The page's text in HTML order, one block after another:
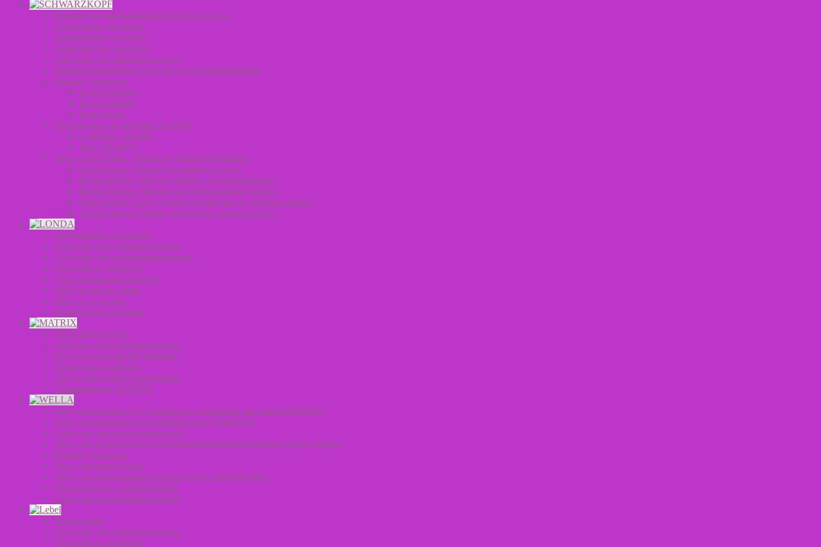
Краска для окрашивания бровей и ресниц
Оксиданты для волос
Химические средства
Осветлители для волос
Средства для стайлинга волос
Профессиональные средства после окрашивания
Краски для волос
Igora Absolutes
Igora Highlifts
Igora Royal
Продукция для мужчин 3D MEN
Стайлинг 3D Men
Уход 3D MEN
Уход за волосами – Bonacure Clean Performance
Color Freeze (Линия для защиты цвета)
Moisture Kick Glycerol (Линия для увлажнения)
Repair Rescue (Линия для поврежденных волос)
Time Restore Q10+ (Линия для зрелых и длинных волос)
Volume Boost (Линия для объема тонких волос)
Осветлители для волос
Средства для стайлинга волос
Средства для окрашивания волос
Оксиданты для волос
Долговременная укладка
MEN мужская серия
Уход за волосами
Химические составы
Осветление волос
Средства для стайлинга волос
Уход за волосами Oil Wonders
Химическая завивка
Уход за волосами Total Results
Окрашивание MATRIX
Уход за волосами без сульфатов и парабенов эко-линия Elements
Уход для вьющихся и кудрявых волос NutriCurls
Средства для осветления волос
Уход для интенсивного восстановления поврежденных волос Fusion
Краски для волос
Уход для волос Invigo
Уход для интенсивного блеска волос Oil Reflections
Окислители и стабилизаторы
Средства для стайлинга волос
Аксессуары
Средства для стайлинга волос
Оксиданты для волос